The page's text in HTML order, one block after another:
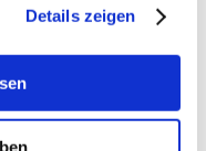
Details zeigen
Krankheiten und